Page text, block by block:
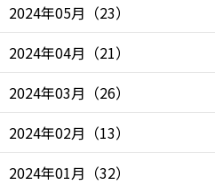
2024年05月 （23）
2024年04月 （21）
2024年03月 （26）
2024年02月 （13）
2024年01月 （32）